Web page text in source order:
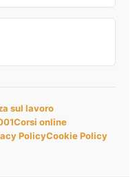
sul lavoro
Corsi online
PolicyCookie Policy